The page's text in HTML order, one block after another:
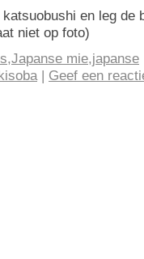
en leg de
niet op foto)
,Japanse mie,japanse
| Geef een